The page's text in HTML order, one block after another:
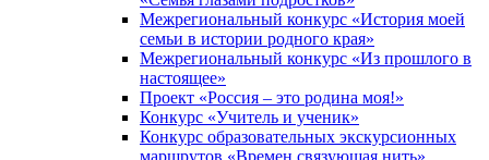
Межрегиональный конкурс «История моей
семьи в истории родного края»
Межрегиональный конкурс «Из прошлого в
настоящее»
Проект «Россия – это родина моя!»
Конкурс «Учитель и ученик»
Конкурс образовательных экскурсионных
маршрутов «Времен связующая нить»